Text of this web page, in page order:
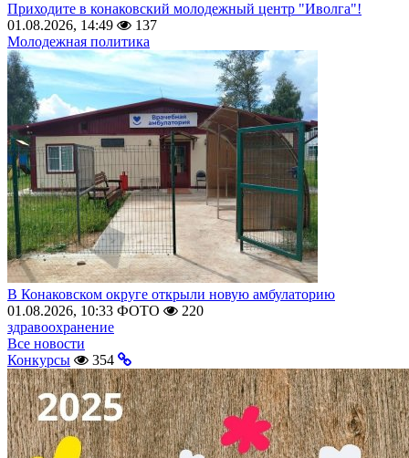
Приходите в конаковский молодежный центр "Иволга"!
01.08.2026, 14:49
137
Молодежная политика
В Конаковском округе открыли новую амбулаторию
01.08.2026, 10:33 ФОТО
220
здравоохранение
Все новости
Конкурсы
354